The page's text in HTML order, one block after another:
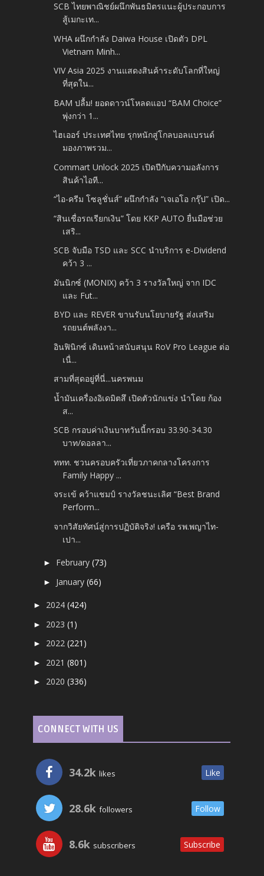
SCB ไทยพาณิชย์ผนึกพันธมิตรแนะผู้ประกอบการ
สู้เมกะเท...
WHA ผนึกกำลัง Daiwa House เปิดตัว DPL
Vietnam Minh...
VIV Asia 2025 งานแสดงสินค้าระดับโลกที่ใหญ่
ที่สุดใน...
BAM ปลื้ม! ยอดดาวน์โหลดแอป “BAM Choice”
พุ่งกว่า 1...
ไฮเออร์ ประเทศไทย รุกหนักสู่โกลบอลแบรนด์
มองภาพรวม...
Commart Unlock 2025 เปิดปีกับความอลังการ
สินค้าไอที...
“ไอ-ครีม โซลูชั่นส์” ผนึกกำลัง “เจเอโอ กรุ๊ป” เปิด...
“สินเชื่อรถเรียกเงิน” โดย KKP AUTO ยื่นมือช่วย
เสริ...
SCB จับมือ TSD และ SCC นำบริการ e-Dividend
คว้า 3 ...
มันนิกซ์ (MONIX) คว้า 3 รางวัลใหญ่ จาก IDC
และ Fut...
BYD และ REVER ขานรับนโยบายรัฐ ส่งเสริม
รถยนต์พลังงา...
อินฟินิกซ์ เดินหน้าสนับสนุน RoV Pro League ต่อ
เนื่...
สามที่สุดอยู่ที่นี่...นครพนม
น้ำมันเครื่องอิเดมิตสึ เปิดตัวนักแข่ง นำโดย ก้อง
ส...
SCB กรอบค่าเงินบาทวันนี้กรอบ 33.90-34.30
บาท/ดอลลา...
ททท. ชวนครอบครัวเที่ยวภาคกลางโครงการ
Family Happy ...
จระเข้ คว้าแชมป์ รางวัลชนะเลิศ “Best Brand
Perform...
จากวิสัยทัศน์สู่การปฏิบัติจริง! เครือ รพ.พญาไท-
เปา...
► February(73)
► January(66)
► 2024(424)
► 2023(1)
► 2022(221)
► 2021(801)
► 2020(336)
CONNECT WITH US
34.2k likes Like
28.6k followers Follow
8.6k subscribers Subscribe